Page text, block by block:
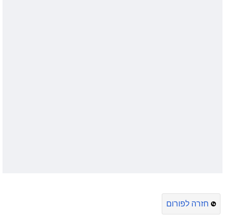
חזרה לפורום